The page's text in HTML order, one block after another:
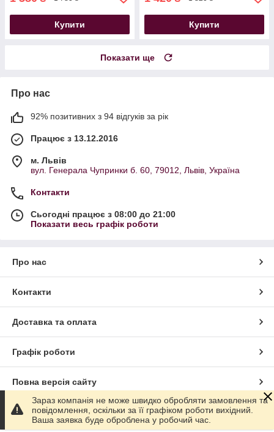
Купити Купити
Показати ще
Про нас
92% позитивних з 94 відгуків за рік
Працює з 13.12.2016
м. Львів
вул. Генерала Чупринки б. 60, 79012, Львів, Україна
Контакти
Сьогодні працює з 08:00 до 21:00
Показати весь графік роботи
Про нас
Контакти
Доставка та оплата
Графік роботи
Повна версія сайту
Сайт створено на маркетплейсіProm.ua
Зараз компанія не може швидко обробляти замовлення та
повідомлення, оскільки за її графіком роботи вихідний.
Ваша заявка буде оброблена у робочий час.